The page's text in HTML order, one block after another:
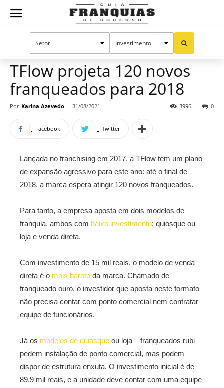
Guia
Mercado de franquias
TFlow projeta 120 novos
franqueados para 2018
Por Karina Azevedo - 31/08/2021 0
3996
Facebook Twitter
Lançada no franchising em 2017, a TFlow tem um plano
de expansão agressivo para este ano: até o final de
2018, a marca espera atingir 120 novos franqueados.
Para tanto, a empresa aposta em dois modelos de
franquia, ambos com baixo investimento: quiosque ou
loja e venda direta.
Com investimento de 15 mil reais, o modelo de venda
direta é o mais barato da marca. Chamado de
franqueado ouro, o investidor que aposta neste formato
não precisa contar com ponto comercial nem contratar
equipe de funcionários.
Já os modelos de quiosque ou loja – franqueados rubi –
pedem instalação de ponto comercial, mas podem
dispor de estrutura enxuta. O investimento inicial é de
89,9 mil reais, e a unidade deve contar com uma equipe